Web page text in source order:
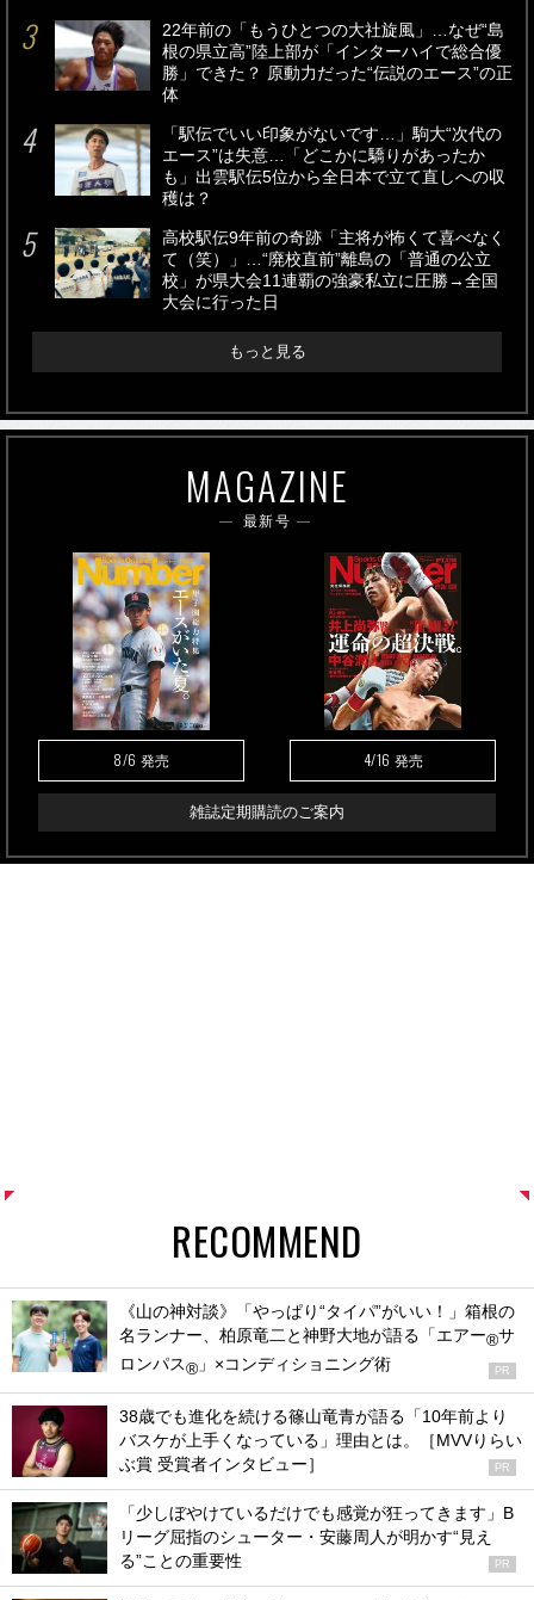
22年前の「もうひとつの大社旋風」…なぜ“島
根の県立高”陸上部が「インターハイで総合優
勝」できた？ 原動力だった“伝説のエース”の正
体
「駅伝でいい印象がないです…」駒大“次代の
エース”は失意…「どこかに驕りがあったか
も」出雲駅伝5位から全日本で立て直しへの収
穫は？
高校駅伝9年前の奇跡「主将が怖くて喜べなく
て（笑）」…“廃校直前”離島の「普通の公立
校」が県大会11連覇の強豪私立に圧勝→全国
大会に行った日
もっと見る
MAGAZINE
最新号
8/6 発売 4/16 発売
雑誌定期購読のご案内
RECOMMEND
《山の神対談》「やっぱり“タイパ”がいい！」箱根の
名ランナー、柏原竜二と神野大地が語る「エアー®サ
ロンパス® 」×コンディショニング術 PR
38歳でも進化を続ける篠山竜青が語る「10年前より
バスケが上手くなっている」理由とは。［MVVりらい
ぶ賞 受賞者インタビュー］
PR
「少しぼやけているだけでも感覚が狂ってきます」B
リーグ屈指のシューター・安藤周人が明かす“見え
る”ことの重要性
PR